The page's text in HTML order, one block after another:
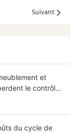
Suivant
et
le contrôle
du cycle de